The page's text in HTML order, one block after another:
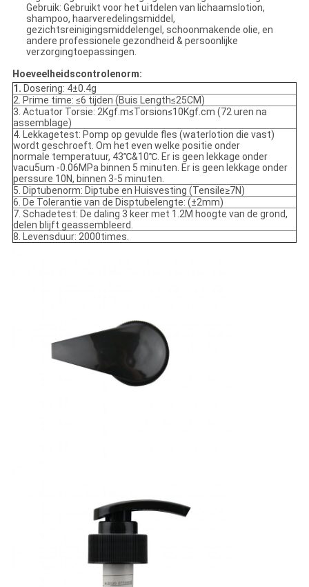
Gebruik: Gebruikt voor het uitdelen van lichaamslotion,
shampoo, haarveredelingsmiddel,
gezichtsreinigingsmiddelengel, schoonmakende olie, en
andere professionele gezondheid & persoonlijke
verzorgingtoepassingen.
Hoeveelheidscontrolenorm:
1. Dosering: 4±0.4g
2. Prime time: ≤6 tijden (Buis Length≤25CM)
3. Actuator Torsie: 2Kgf.m≤Torsion≤10Kgf.cm (72 uren na
assemblage)
4. Lekkagetest: Pomp op gevulde fles (waterlotion die vast)
wordt geschroeft. Om het even welke positie onder
normale temperatuur, 43℃&10℃. Er is geen lekkage onder
vacu5um -0.06MPa binnen 5 minuten. Er is geen lekkage onder
perssure 10N, binnen 3-5 minuten.
5. Diptubenorm: Diptube en Huisvesting (Tensile≥7N)
6. De Tolerantie van de Disptubelengte: (±2mm)
7. Schadetest: De daling 3 keer met 1.2M hoogte van de grond,
delen blijft geassembleerd.
8. Levensduur: 2000times.